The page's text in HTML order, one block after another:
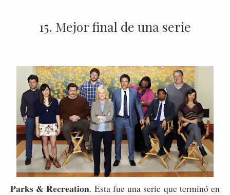
15. Mejor final de una serie
Parks & Recreation. Esta fue una serie que terminó en